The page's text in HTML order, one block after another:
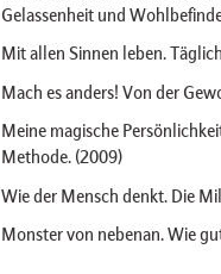
Gelassenheit und
Mit allen Sinnen leben.
Mach es anders! Von der
Meine magische
Methode. (2009)
Wie der Mensch denkt. Die
Monster von nebenan. Wie